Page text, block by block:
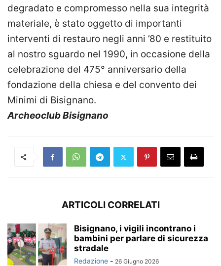
degradato e compromesso nella sua integrità
materiale, è stato oggetto di importanti
interventi di restauro negli anni ’80 e restituito
al nostro sguardo nel 1990, in occasione della
celebrazione del 475° anniversario della
fondazione della chiesa e del convento dei
Minimi di Bisignano.
Archeoclub Bisignano
ARTICOLI CORRELATI
Bisignano, i vigili incontrano i
bambini per parlare di sicurezza
stradale
Redazione - 26 Giugno 2026